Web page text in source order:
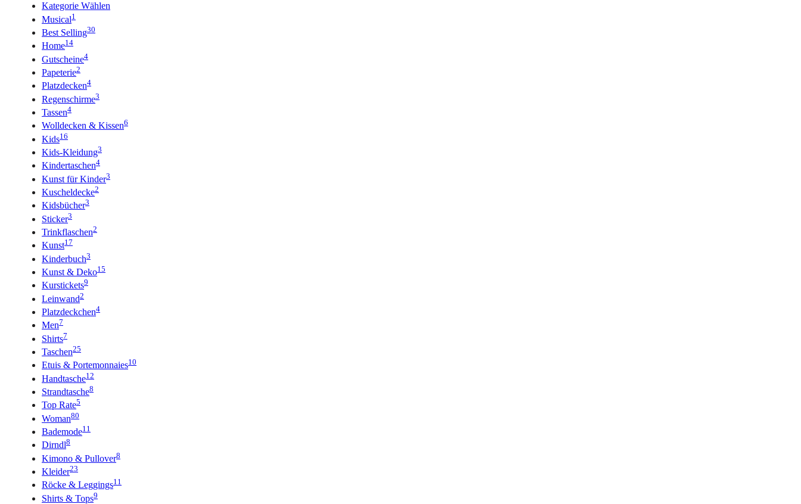
Kategorie Wählen
Musical1
Best Selling30
Home14
Gutscheine4
Papeterie2
Platzdecken4
Regenschirme3
Tassen4
Wolldecken & Kissen6
Kids16
Kids-Kleidung3
Kindertaschen4
Kunst für Kinder3
Kuscheldecke2
Kidsbücher3
Sticker3
Trinkflaschen2
Kunst17
Kinderbuch3
Kunst & Deko15
Kurstickets9
Leinwand2
Platzdeckchen4
Men7
Shirts7
Taschen25
Etuis & Portemonnaies10
Handtasche12
Strandtasche8
Top Rate5
Woman80
Bademode11
Dirndl8
Kimono & Pullover8
Kleider23
Röcke & Leggings11
Shirts & Tops9